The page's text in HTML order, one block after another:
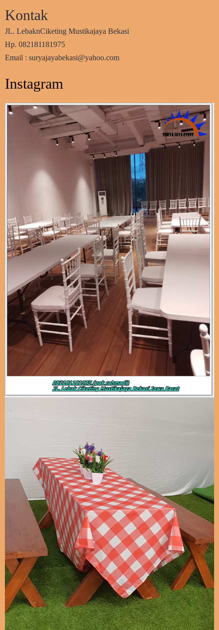
Kontak
JL. LebaknCiketing Mustikajaya Bekasi
Hp. 082181181975
Email : suryajayabekasi@yahoo.com
Instagram